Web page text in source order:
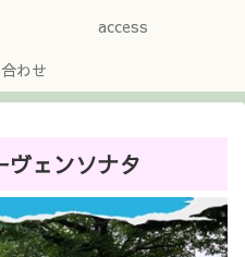
access
わせ
ヴェンソナタ